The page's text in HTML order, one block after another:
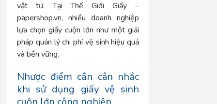
vật tư. Tại Thế Giới Giấy –
papershop.vn, nhiều doanh nghiệp
lựa chọn giấy cuộn lớn như một giải
pháp quản lý chi phí vệ sinh hiệu quả
và bền vững.
Nhược điểm cần cân nhắc
khi sử dụng giấy vệ sinh